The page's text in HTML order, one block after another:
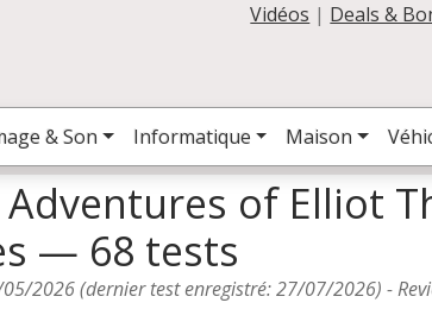
Vidéos | Deals &
& Son Informatique Maison
Adventures of Elliot
— 68 tests
2026(dernier test enregistré:27/07/2026) -